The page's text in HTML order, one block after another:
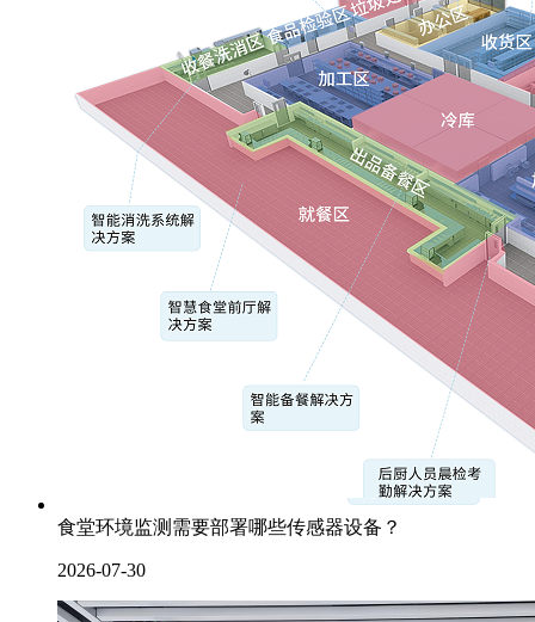
食堂环境监测需要部署哪些传感器设备？
2026-07-30